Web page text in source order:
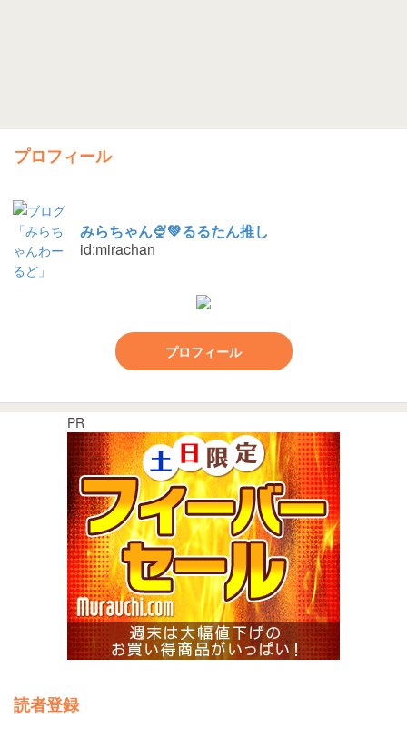
プロフィール
みらちゃん🍨💚るるたん推し
id:mirachan
プロフィール
PR
読者登録